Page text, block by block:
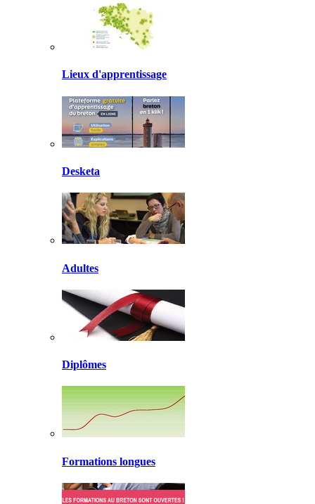
Lieux d'apprentissage
Desketa
Adultes
Diplômes
Formations longues